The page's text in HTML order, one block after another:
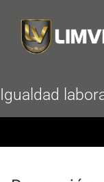
Igualdad